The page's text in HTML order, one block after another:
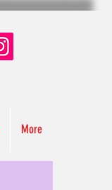
More